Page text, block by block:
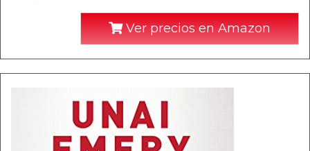
Ver precios en Amazon